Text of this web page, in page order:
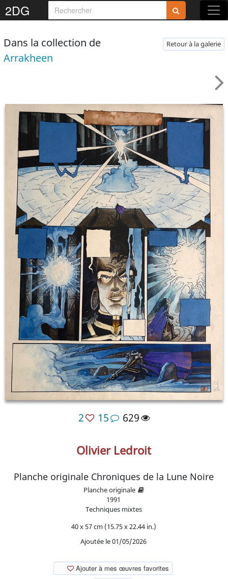
2DG
Dans la collection de
Arrakheen
Retour à la galerie
2 15 629
Olivier Ledroit
Planche originale Chroniques de la Lune Noire
Planche originale
1991
Techniques mixtes
40 x 57 cm (15.75 x 22.44 in.)
Ajoutée le 01/05/2026
Ajouter à mes œuvres favorites